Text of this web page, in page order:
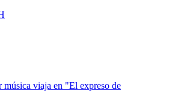
música viaja en "El expreso de